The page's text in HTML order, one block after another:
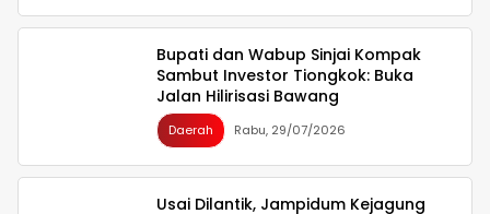
Bupati dan Wabup Sinjai Kompak
Sambut Investor Tiongkok: Buka
Jalan Hilirisasi Bawang
Daerah Rabu, 29/07/2026
Usai Dilantik, Jampidum Kejagung